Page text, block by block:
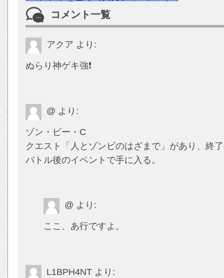
コメント一覧
アクア より:
ぬらり神ゲキ強❗️
@ より:
ゾン・ビー・C
クエスト「人とゾンビのはざまで」があり、終
バトル後のイベントで手に入る。
@ より:
ここ、あ行ですよ。
L1BPH4NT より: